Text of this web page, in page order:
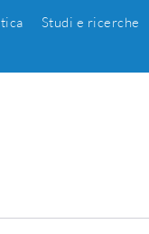
Studi e ricerche